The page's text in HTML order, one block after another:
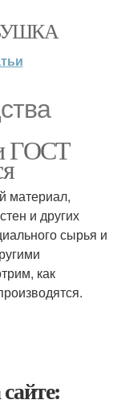
ГОСТ
материал,
и других
сырья и
как